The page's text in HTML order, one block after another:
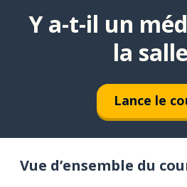
Y a-t-il un
la
Lance le
Vue d’ensemble du